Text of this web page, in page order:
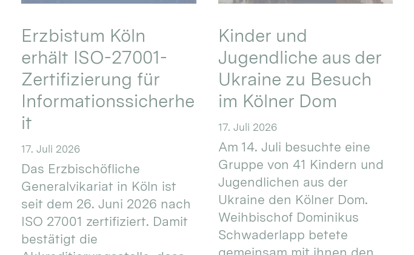
Erzbistum Köln
erhält ISO-27001-
Zertifizierung für
Informationssicherhe
it
17. Juli 2026
Das Erzbischöfliche
Generalvikariat in Köln ist
seit dem 26. Juni 2026 nach
ISO 27001 zertifiziert. Damit
bestätigt die
Kinder und
Jugendliche aus der
Ukraine zu Besuch
im Kölner Dom
17. Juli 2026
Am 14. Juli besuchte eine
Gruppe von 41 Kindern und
Jugendlichen aus der
Ukraine den Kölner Dom.
Weihbischof Dominikus
Schwaderlapp betete